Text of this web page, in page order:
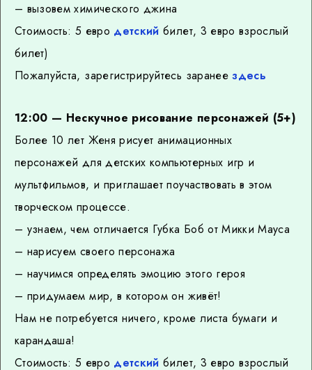
– вызовем химического джина
Стоимость: 5 евро детский билет, 3 евро взрослый
билет)
Пожалуйста, зарегистрируйтесь заранеездесь
12:00 — Нескучное рисование персонажей (5+)
Более 10 лет Женя рисует анимационных
персонажей для детских компьютерных игр и
мультфильмов, и приглашает поучаствовать в этом
творческом процессе.
– узнаем, чем отличается Губка Боб от Микки Мауса
– нарисуем своего персонажа
– научимся определять эмоцию этого героя
– придумаем мир, в котором он живёт!
Нам не потребуется ничего, кроме листа бумаги и
карандаша!
Стоимость: 5 евро детский билет, 3 евро взрослый